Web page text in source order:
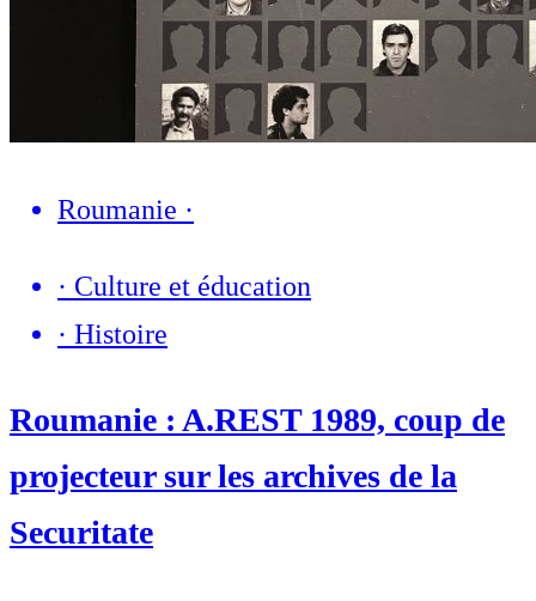
Roumanie ·
· Culture et éducation
· Histoire
Roumanie : A.REST 1989, coup de
projecteur sur les archives de la
Securitate